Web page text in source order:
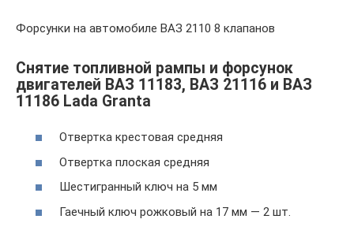
Форсунки на автомобиле ВАЗ 2110 8 клапанов
Снятие топливной рампы и форсунок
двигателей ВАЗ 11183, ВАЗ 21116 и ВАЗ
11186 Lada Granta
Отвертка крестовая средняя
Отвертка плоская средняя
Шестигранный ключ на 5 мм
Гаечный ключ рожковый на 17 мм — 2 шт.